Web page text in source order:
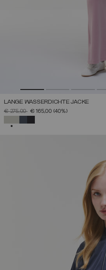
LANGE WASSERDICHTE JACKE
PREIS REDUZIERT VON
€ 275,00AUF
€ 165,00 (40%)